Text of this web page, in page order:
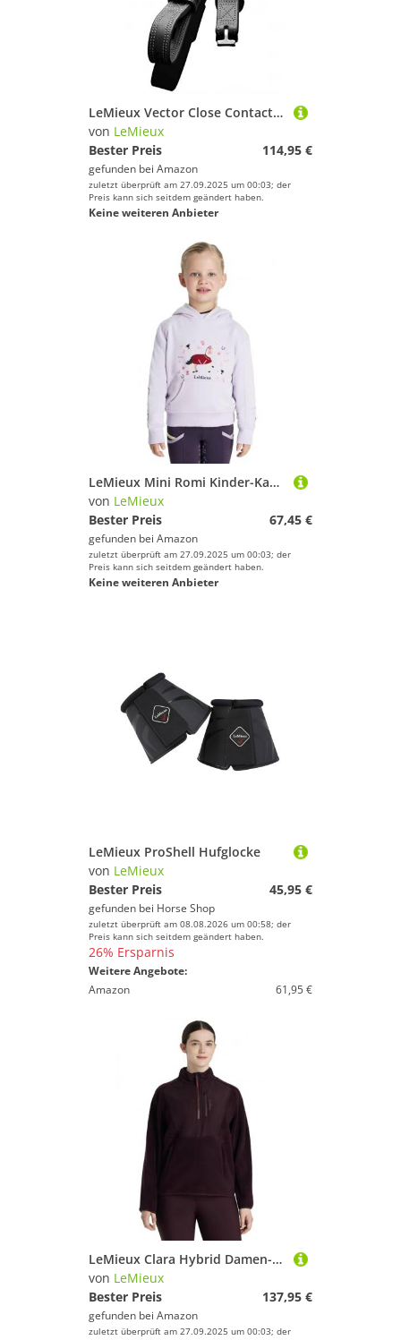
LeMieux Vector Close Contact Steigbügel, Leder, 80 cm, Schwarz
von LeMieux
Bester Preis
114,95 €
gefunden bei Amazon
zuletzt überprüft am 27.09.2025 um 00:03; der
Preis kann sich seitdem geändert haben.
Keine weiteren Anbieter
LeMieux Mini Romi Kinder-Kapuzenpullover, Flieder
von LeMieux
Bester Preis
67,45 €
gefunden bei Amazon
zuletzt überprüft am 27.09.2025 um 00:03; der
Preis kann sich seitdem geändert haben.
Keine weiteren Anbieter
LeMieux ProShell Hufglocke
von LeMieux
Bester Preis
45,95 €
gefunden bei Horse Shop
zuletzt überprüft am 08.08.2026 um 00:58; der
Preis kann sich seitdem geändert haben.
26% Ersparnis
Weitere Angebote:
Amazon
61,95 €
LeMieux Clara Hybrid Damen-Fleece, Zwetschge
von LeMieux
Bester Preis
137,95 €
gefunden bei Amazon
zuletzt überprüft am 27.09.2025 um 00:03; der